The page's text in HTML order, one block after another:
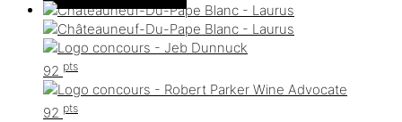
92 pts
92 pts